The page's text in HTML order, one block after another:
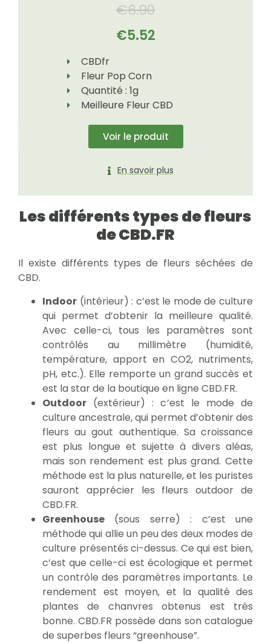
€6.90
€5.52
CBDfr
Fleur Pop Corn
Quantité : 1g
Meilleure Fleur CBD
Voir le produit
En savoir plus
Les différents types de fleurs
de CBD.FR
Il existe différents types de fleurs séchées de
CBD.
Indoor (intérieur) : c’est le mode de culture
qui permet d’obtenir la meilleure qualité.
Avec celle-ci, tous les paramètres sont
contrôlés au millimètre (humidité,
température, apport en CO2, nutriments,
pH, etc.). Elle remporte un grand succès et
est la star de la boutique en ligne CBD.FR.
Outdoor (extérieur) : c’est le mode de
culture ancestrale, qui permet d’obtenir des
fleurs au gout authentique. Sa croissance
est plus longue et sujette à divers aléas,
mais son rendement est plus grand. Cette
méthode est la plus naturelle, et les puristes
sauront apprécier les fleurs outdoor de
CBD.FR.
Greenhouse (sous serre) : c’est une
méthode qui allie un peu des deux modes de
culture présentés ci-dessus. Ce qui est bien,
c’est que celle-ci est écologique et permet
un contrôle des paramètres importants. Le
rendement est moyen, et la qualité des
plantes de chanvres obtenus est très
bonne. CBD.FR possède dans son catalogue
de superbes fleurs “greenhouse”.